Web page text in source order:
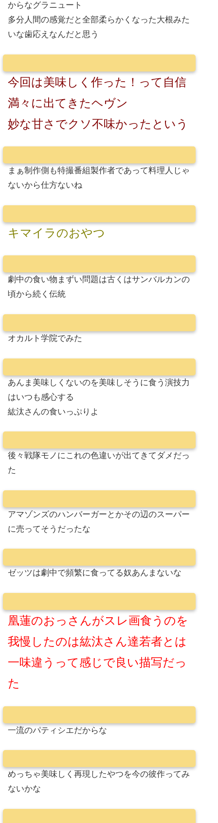
からなグラニュート
多分人間の感覚だと全部柔らかくなった大根みた
いな歯応えなんだと思う
今回は美味しく作った！って自信
満々に出てきたヘヴン
妙な甘さでクソ不味かったという
まぁ制作側も特撮番組製作者であって料理人じゃ
ないから仕方ないね
キマイラのおやつ
劇中の食い物まずい問題は古くはサンバルカンの
頃から続く伝統
オカルト学院でみた
あんま美味しくないのを美味しそうに食う演技力
はいつも感心する
紘汰さんの食いっぷりよ
後々戦隊モノにこれの色違いが出てきてダメだっ
た
アマゾンズのハンバーガーとかその辺のスーパー
に売ってそうだったな
ゼッツは劇中で頻繁に食ってる奴あんまないな
凰蓮のおっさんがスレ画食うのを
我慢したのは紘汰さん達若者とは
一味違うって感じで良い描写だっ
た
一流のパティシエだからな
めっちゃ美味しく再現したやつを今の彼作ってみ
ないかな